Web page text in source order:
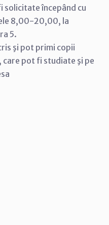
începând cu
8,00-20,00, la
5.
şi pot primi copii
pot fi studiate şi pe